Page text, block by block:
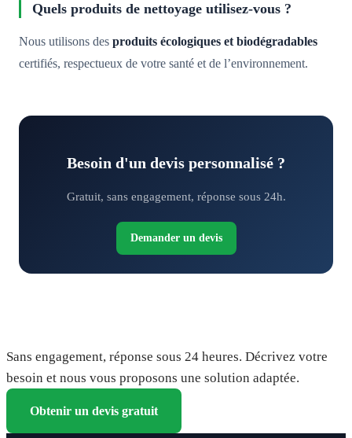
Quels produits de nettoyage utilisez-vous ?
Nous utilisons des produits écologiques et biodégradables
certifiés, respectueux de votre santé et de l’environnement.
Besoin d'un devis personnalisé ?
Gratuit, sans engagement, réponse sous 24h.
Demander un devis
Sans engagement, réponse sous 24 heures. Décrivez votre
besoin et nous vous proposons une solution adaptée.
Obtenir un devis gratuit